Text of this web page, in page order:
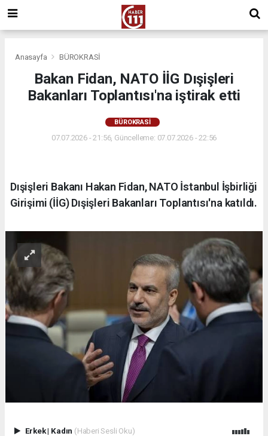
Anasayfa BÜROKRASİ
Bakan Fidan, NATO İİG Dışişleri
Bakanları Toplantısı'na iştirak etti
BÜROKRASİ
07.07.2026 - 21:56, Güncelleme: 07.07.2026 - 22:56
Dışişleri Bakanı Hakan Fidan, NATO İstanbul İşbirliği
Girişimi (İİG) Dışişleri Bakanları Toplantısı'na katıldı.
Erkek| Kadın (Haberi Sesli Oku)